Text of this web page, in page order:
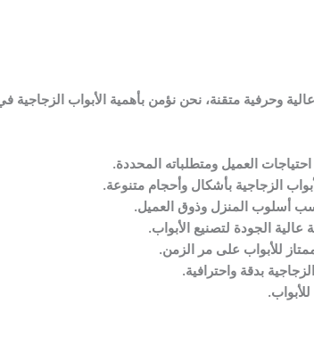
وحرفية متقنة، نحن نؤمن بأهمية الأبواب الزجاجية
العميل ومتطلباته المحددة.
الزجاجية بأشكال وأحجام متنوعة.
أسلوب المنزل وذوق العميل.
الجودة لتصنيع الأبواب.
للأبواب على مر الزمن.
بدقة واحترافية.